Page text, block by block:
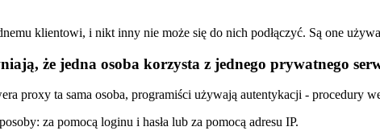
klientowi, i nikt inny nie może się do nich podłączyć. Są one
że jedna osoba korzysta z jednego prywatnego
proxy ta sama osoba, programiści używają autentykacji - procedury
za pomocą loginu i hasła lub za pomocą adresu IP.